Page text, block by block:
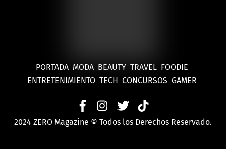
PORTADA MODA BEAUTY TRAVEL FOODIE
ENTRETENIMIENTO TECH CONCURSOS GAMER
2024 ZERO Magazine © Todos los Derechos Reservado.